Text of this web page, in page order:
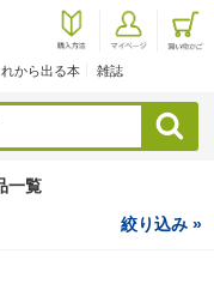
から出る本 雑誌
検索
一覧
絞り込み »